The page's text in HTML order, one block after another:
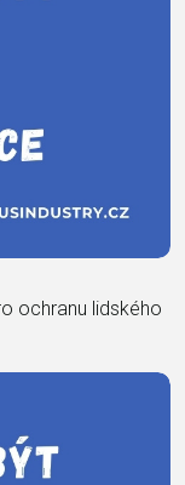
ochranu lidského